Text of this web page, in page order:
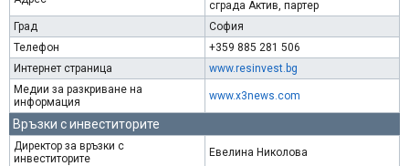
сграда Актив, партер
Град
София
Телефон
+359 885 281 506
Интернет страница
www.resinvest.bg
Медии за разкриване на
информация
www.x3news.com
Връзки с инвеститорите
Директор за връзки с
инвеститорите
Евелина Николова